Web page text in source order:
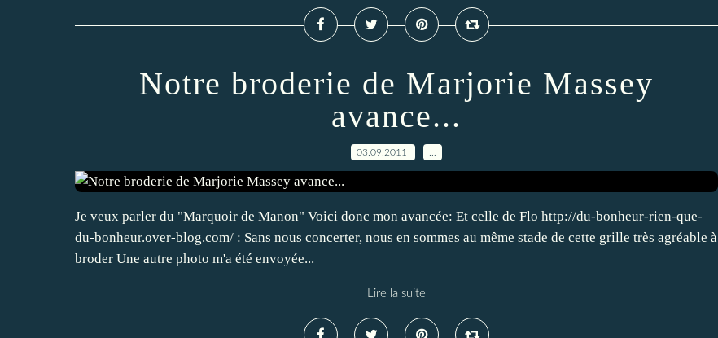
Notre broderie de Marjorie Massey
avance...
03.09.2011
Je veux parler du "Marquoir de Manon" Voici donc mon avancée: Et celle de Flo http://du-bonheur-rien-que-
du-bonheur.over-blog.com/ : Sans nous concerter, nous en sommes au même stade de cette grille très agréable à
broder Une autre photo m'a été envoyée...
Lire la suite